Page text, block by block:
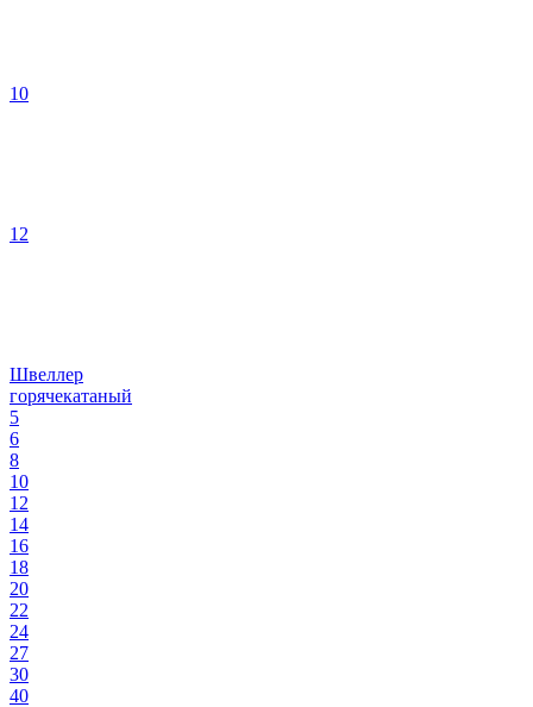
10
12
Швеллер
горячекатаный
5
6
8
10
12
14
16
18
20
22
24
27
30
40